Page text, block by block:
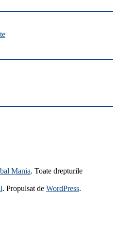
Mania. Toate drepturile
. Propulsat de WordPress.